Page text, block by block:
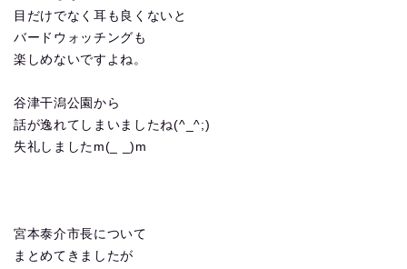
目だけでなく耳も良くないと
バードウォッチングも
楽しめないですよね。
谷津干潟公園から
話が逸れてしまいましたね(^_^;)
失礼しましたm(_ _)m
宮本泰介市長について
まとめてきましたが